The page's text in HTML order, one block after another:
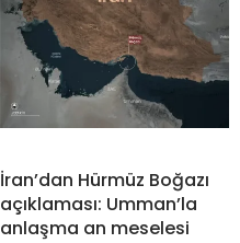
İran’dan Hürmüz Boğazı
açıklaması: Umman’la
anlaşma an meselesi